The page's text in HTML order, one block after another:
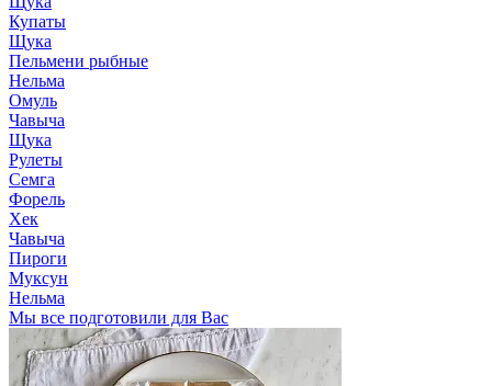
Купаты
Щука
Пельмени рыбные
Нельма
Омуль
Чавыча
Щука
Рулеты
Семга
Форель
Хек
Чавыча
Пироги
Муксун
Нельма
Мы все подготовили для Вас